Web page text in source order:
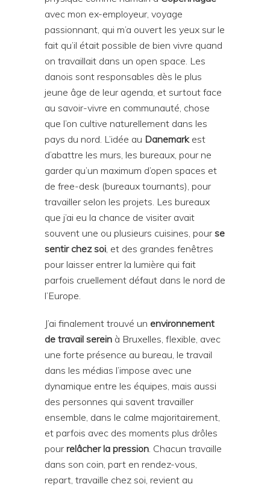
avec mon ex-employeur, voyage
passionnant, qui m’a ouvert les yeux sur le
fait qu’il était possible de bien vivre quand
on travaillait dans un open space. Les
danois sont responsables dès le plus
jeune âge de leur agenda, et surtout face
au savoir-vivre en communauté, chose
que l’on cultive naturellement dans les
pays du nord. L’idée au Danemarkest
d’abattre les murs, les bureaux, pour ne
garder qu’un maximum d’open spaces et
de free-desk (bureaux tournants), pour
travailler selon les projets. Les bureaux
que j’ai eu la chance de visiter avait
souvent une ou plusieurs cuisines, pour se
sentir chez soi, et des grandes fenêtres
pour laisser entrer la lumière qui fait
parfois cruellement défaut dans le nord de
l’Europe.
J’ai finalement trouvé un environnement
de travail serein à Bruxelles, flexible, avec
une forte présence au bureau, le travail
dans les médias l’impose avec une
dynamique entre les équipes, mais aussi
des personnes qui savent travailler
ensemble, dans le calme majoritairement,
et parfois avec des moments plus drôles
pour relâcher la pression. Chacun travaille
dans son coin, part en rendez-vous,
repart, travaille chez soi, revient au